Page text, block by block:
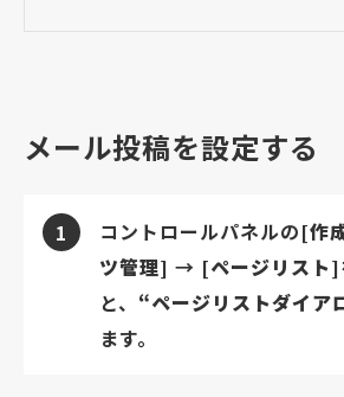
メール投稿を設定する
1 コントロールパネルの[作
ツ管理] → [ページリスト]
と、 “ページリストダイア
ます。